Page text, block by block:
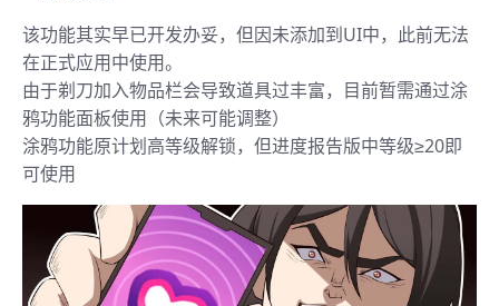
该功能其实早已开发办妥，但因未添加到UI中，此前无法
在正式应用中使用。
由于剃刀加入物品栏会导致道具过丰富，目前暂需通过涂
鸦功能面板使用（未来可能调整）
涂鸦功能原计划高等级解锁，但进度报告版中等级≥20即
可使用